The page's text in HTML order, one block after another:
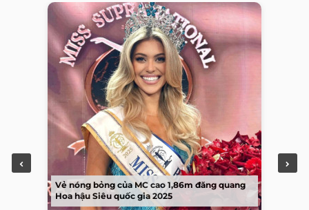
Vẻ nóng bỏng của MC cao 1,86m đăng quang
Hoa hậu Siêu quốc gia 2025